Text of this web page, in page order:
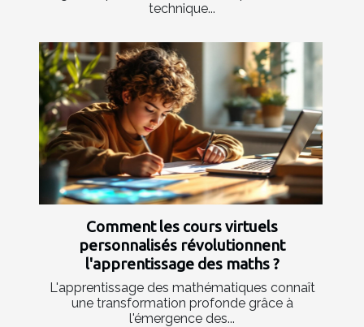
technique...
Comment les cours virtuels
personnalisés révolutionnent
l'apprentissage des maths ?
L'apprentissage des mathématiques connaît
une transformation profonde grâce à
l'émergence des...